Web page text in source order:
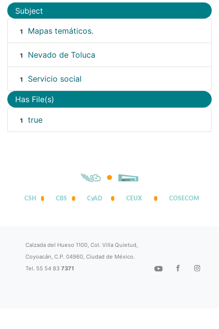
Subject
1 Mapas temáticos.
1 Nevado de Toluca
1 Servicio social
Has File(s)
1 true
CSH CBS CyAD CEUX COSECOM
Calzada del Hueso 1100, Col. Villa Quietud,
Coyoacán, C.P. 04960, Ciudad de México.
Tel. 55 54 837371